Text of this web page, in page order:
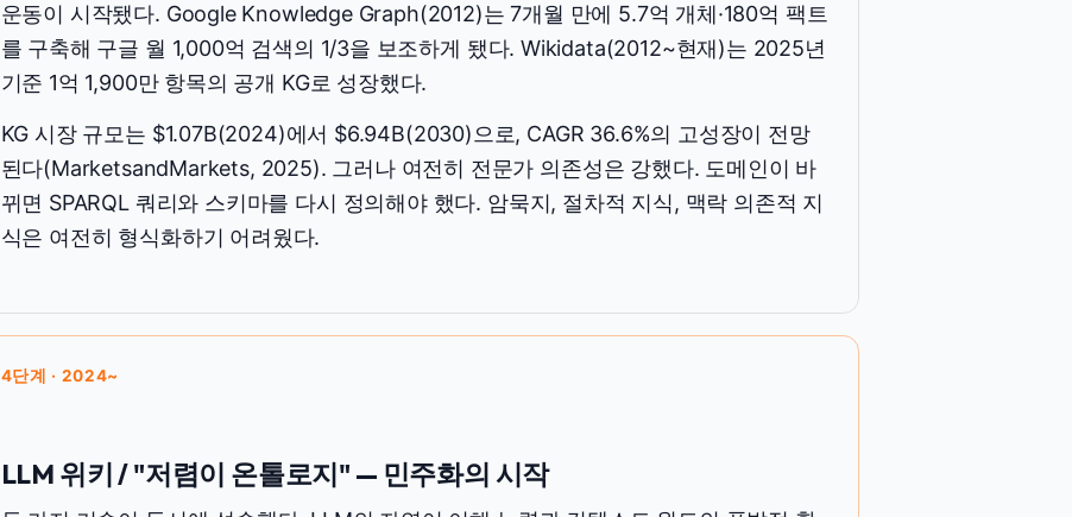
운동이 시작됐다. Google Knowledge Graph(2012)는 7개월 만에 5.7억 개체·180억 팩트
를 구축해 구글 월 1,000억 검색의 1/3을 보조하게 됐다. Wikidata(2012~현재)는 2025년
기준 1억 1,900만 항목의 공개 KG로 성장했다.
KG 시장 규모는 $1.07B(2024)에서 $6.94B(2030)으로, CAGR 36.6%의 고성장이 전망
된다(MarketsandMarkets, 2025). 그러나 여전히 전문가 의존성은 강했다. 도메인이 바
뀌면 SPARQL 쿼리와 스키마를 다시 정의해야 했다. 암묵지, 절차적 지식, 맥락 의존적 지
식은 여전히 형식화하기 어려웠다.
4단계 · 2024~
LLM 위키 / "저렴이 온톨로지" — 민주화의 시작